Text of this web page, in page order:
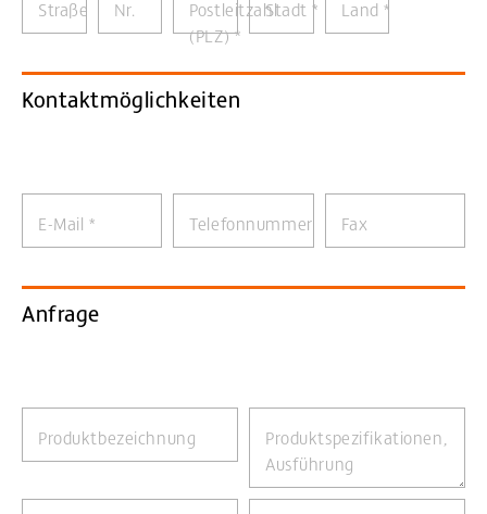
Straße Nr.
Postleitzahl
(PLZ)*
Stadt* Land*
Kontaktmöglichkeiten
E-Mail * Telefonnummer Fax
Anfrage
Produktbezeichnung
Produktspezifikationen,
Ausführung